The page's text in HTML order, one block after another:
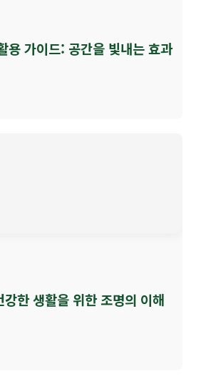
용 가이드: 공간을 빛내는 효과
한 생활을 위한 조명의 이해